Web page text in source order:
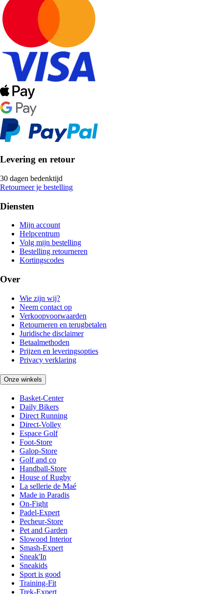
Levering en retour
30 dagen bedenktijd
Retourneer je bestelling
Diensten
Mijn account
Helpcentrum
Volg mijn bestelling
Bestelling retourneren
Kortingscodes
Over
Wie zijn wij?
Neem contact op
Verkoopvoorwaarden
Retourneren en terugbetalen
Juridische disclaimer
Betaalmethoden
Prijzen en leveringsopties
Privacy verklaring
Onze winkels
Basket-Center
Daily Bikers
Direct Running
Direct-Volley
Espace Golf
Foot-Store
Galop-Store
Golf and co
Handball-Store
House of Rugby
La sellerie de Maé
Made in Paradis
On-Fight
Padel-Expert
Pecheur-Store
Pet and Garden
Slowood Interior
Smash-Expert
Sneak'In
Sneakids
Sport is good
Training-Fit
Trek-Expert